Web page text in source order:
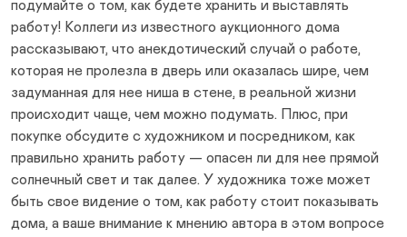
подумайте о том, как будете хранить и выставлять
работу! Коллеги из известного аукционного дома
рассказывают, что анекдотический случай о работе,
которая не пролезла в дверь или оказалась шире, чем
задуманная для нее ниша в стене, в реальной жизни
происходит чаще, чем можно подумать. Плюс, при
покупке обсудите с художником и посредником, как
правильно хранить работу — опасен ли для нее прямой
солнечный свет и так далее. У художника тоже может
быть свое видение о том, как работу стоит показывать
дома, а ваше внимание к мнению автора в этом вопросе